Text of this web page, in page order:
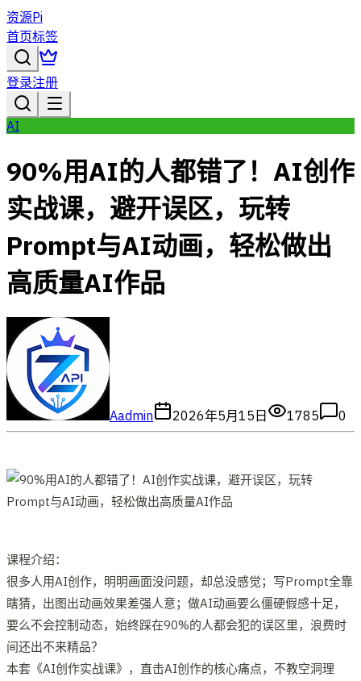
资源Pi
首页标签
登录注册
AI
90%用AI的人都错了！AI创作
实战课，避开误区，玩转
Prompt与AI动画，轻松做出
高质量AI作品
Aadmin 2026年5月15日 1785 0
课程介绍：
很多人用AI创作，明明画面没问题，却总没感觉；写Prompt全靠
瞎猜，出图出动画效果差强人意；做AI动画要么僵硬假感十足，
要么不会控制动态，始终踩在90%的人都会犯的误区里，浪费时
间还出不来精品？
本套《AI创作实战课》，直击AI创作的核心痛点，不教空洞理